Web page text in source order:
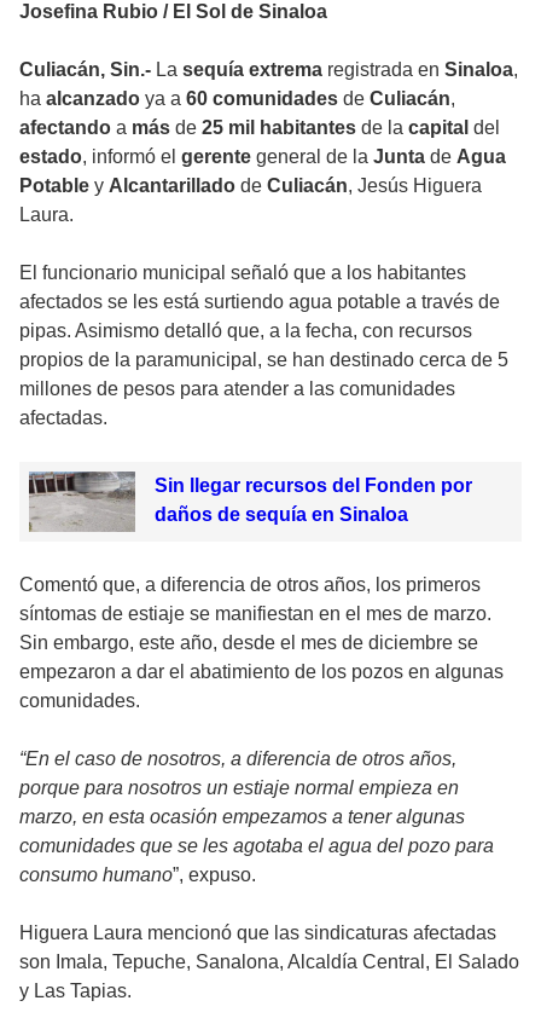
Josefina Rubio / El Sol de Sinaloa
Culiacán, Sin.- La sequía extrema registrada en Sinaloa,
ha alcanzado ya a 60 comunidades de Culiacán,
afectando a más de 25 mil habitantes de la capital del
estado, informó el gerente general de la Junta de Agua
Potable y Alcantarillado de Culiacán, Jesús Higuera
Laura.
El funcionario municipal señaló que a los habitantes
afectados se les está surtiendo agua potable a través de
pipas. Asimismo detalló que, a la fecha, con recursos
propios de la paramunicipal, se han destinado cerca de 5
millones de pesos para atender a las comunidades
afectadas.
Sin llegar recursos del Fonden por
daños de sequía en Sinaloa
Comentó que, a diferencia de otros años, los primeros
síntomas de estiaje se manifiestan en el mes de marzo.
Sin embargo, este año, desde el mes de diciembre se
empezaron a dar el abatimiento de los pozos en algunas
comunidades.
“En el caso de nosotros, a diferencia de otros años,
porque para nosotros un estiaje normal empieza en
marzo, en esta ocasión empezamos a tener algunas
comunidades que se les agotaba el agua del pozo para
consumo humano”, expuso.
Higuera Laura mencionó que las sindicaturas afectadas
son Imala, Tepuche, Sanalona, Alcaldía Central, El Salado
y Las Tapias.